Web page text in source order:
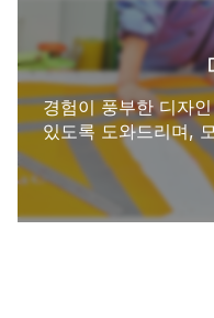
경험이 풍부한 디자
있도록 도와드리며,